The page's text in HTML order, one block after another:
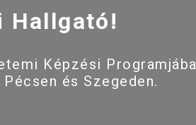
Hallgató!
Képzési Programjába
és Szegeden.